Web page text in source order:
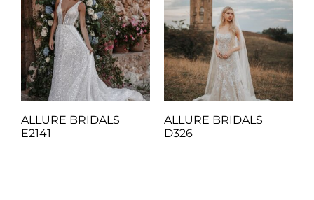
ALLURE BRIDALS
E2141
ALLURE BRIDALS
D326